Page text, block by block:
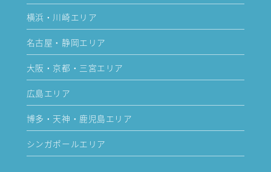
横浜・川崎エリア
名古屋・静岡エリア
大阪・京都・三宮エリア
広島エリア
博多・天神・鹿児島エリア
シンガポールエリア